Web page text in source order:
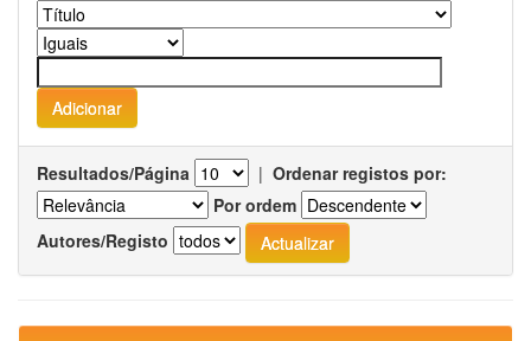
Resultados/Página | Ordenar registos por:
Por ordem
Autores/Registo